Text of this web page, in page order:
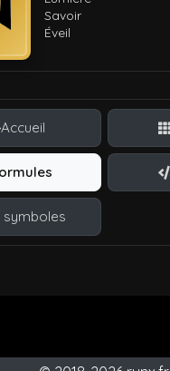
Savoir
Éveil
Accueil
symboles